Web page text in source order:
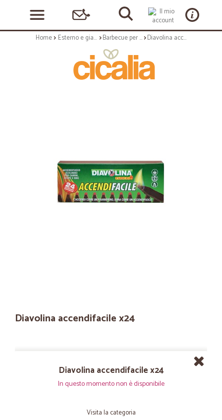
Home Esterno e giardino Barbecue per esterni Diavolina accendifacile x24
Diavolina accendifacile x24
Diavolina accendifacile x24
In questo momento non è disponibile
Visita la categoria